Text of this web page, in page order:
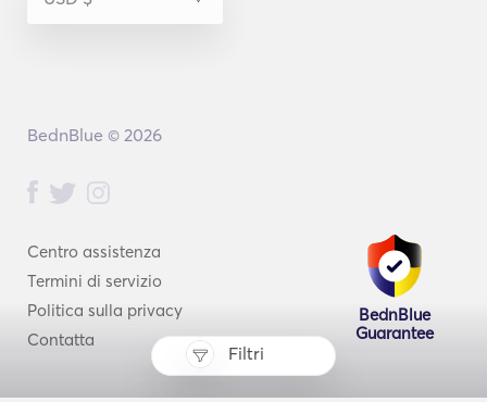
Filtri
Centro assistenza
Termini di servizio
Politica sulla privacy
Contatta
BednBlue
Guarantee
BednBlue © 2026